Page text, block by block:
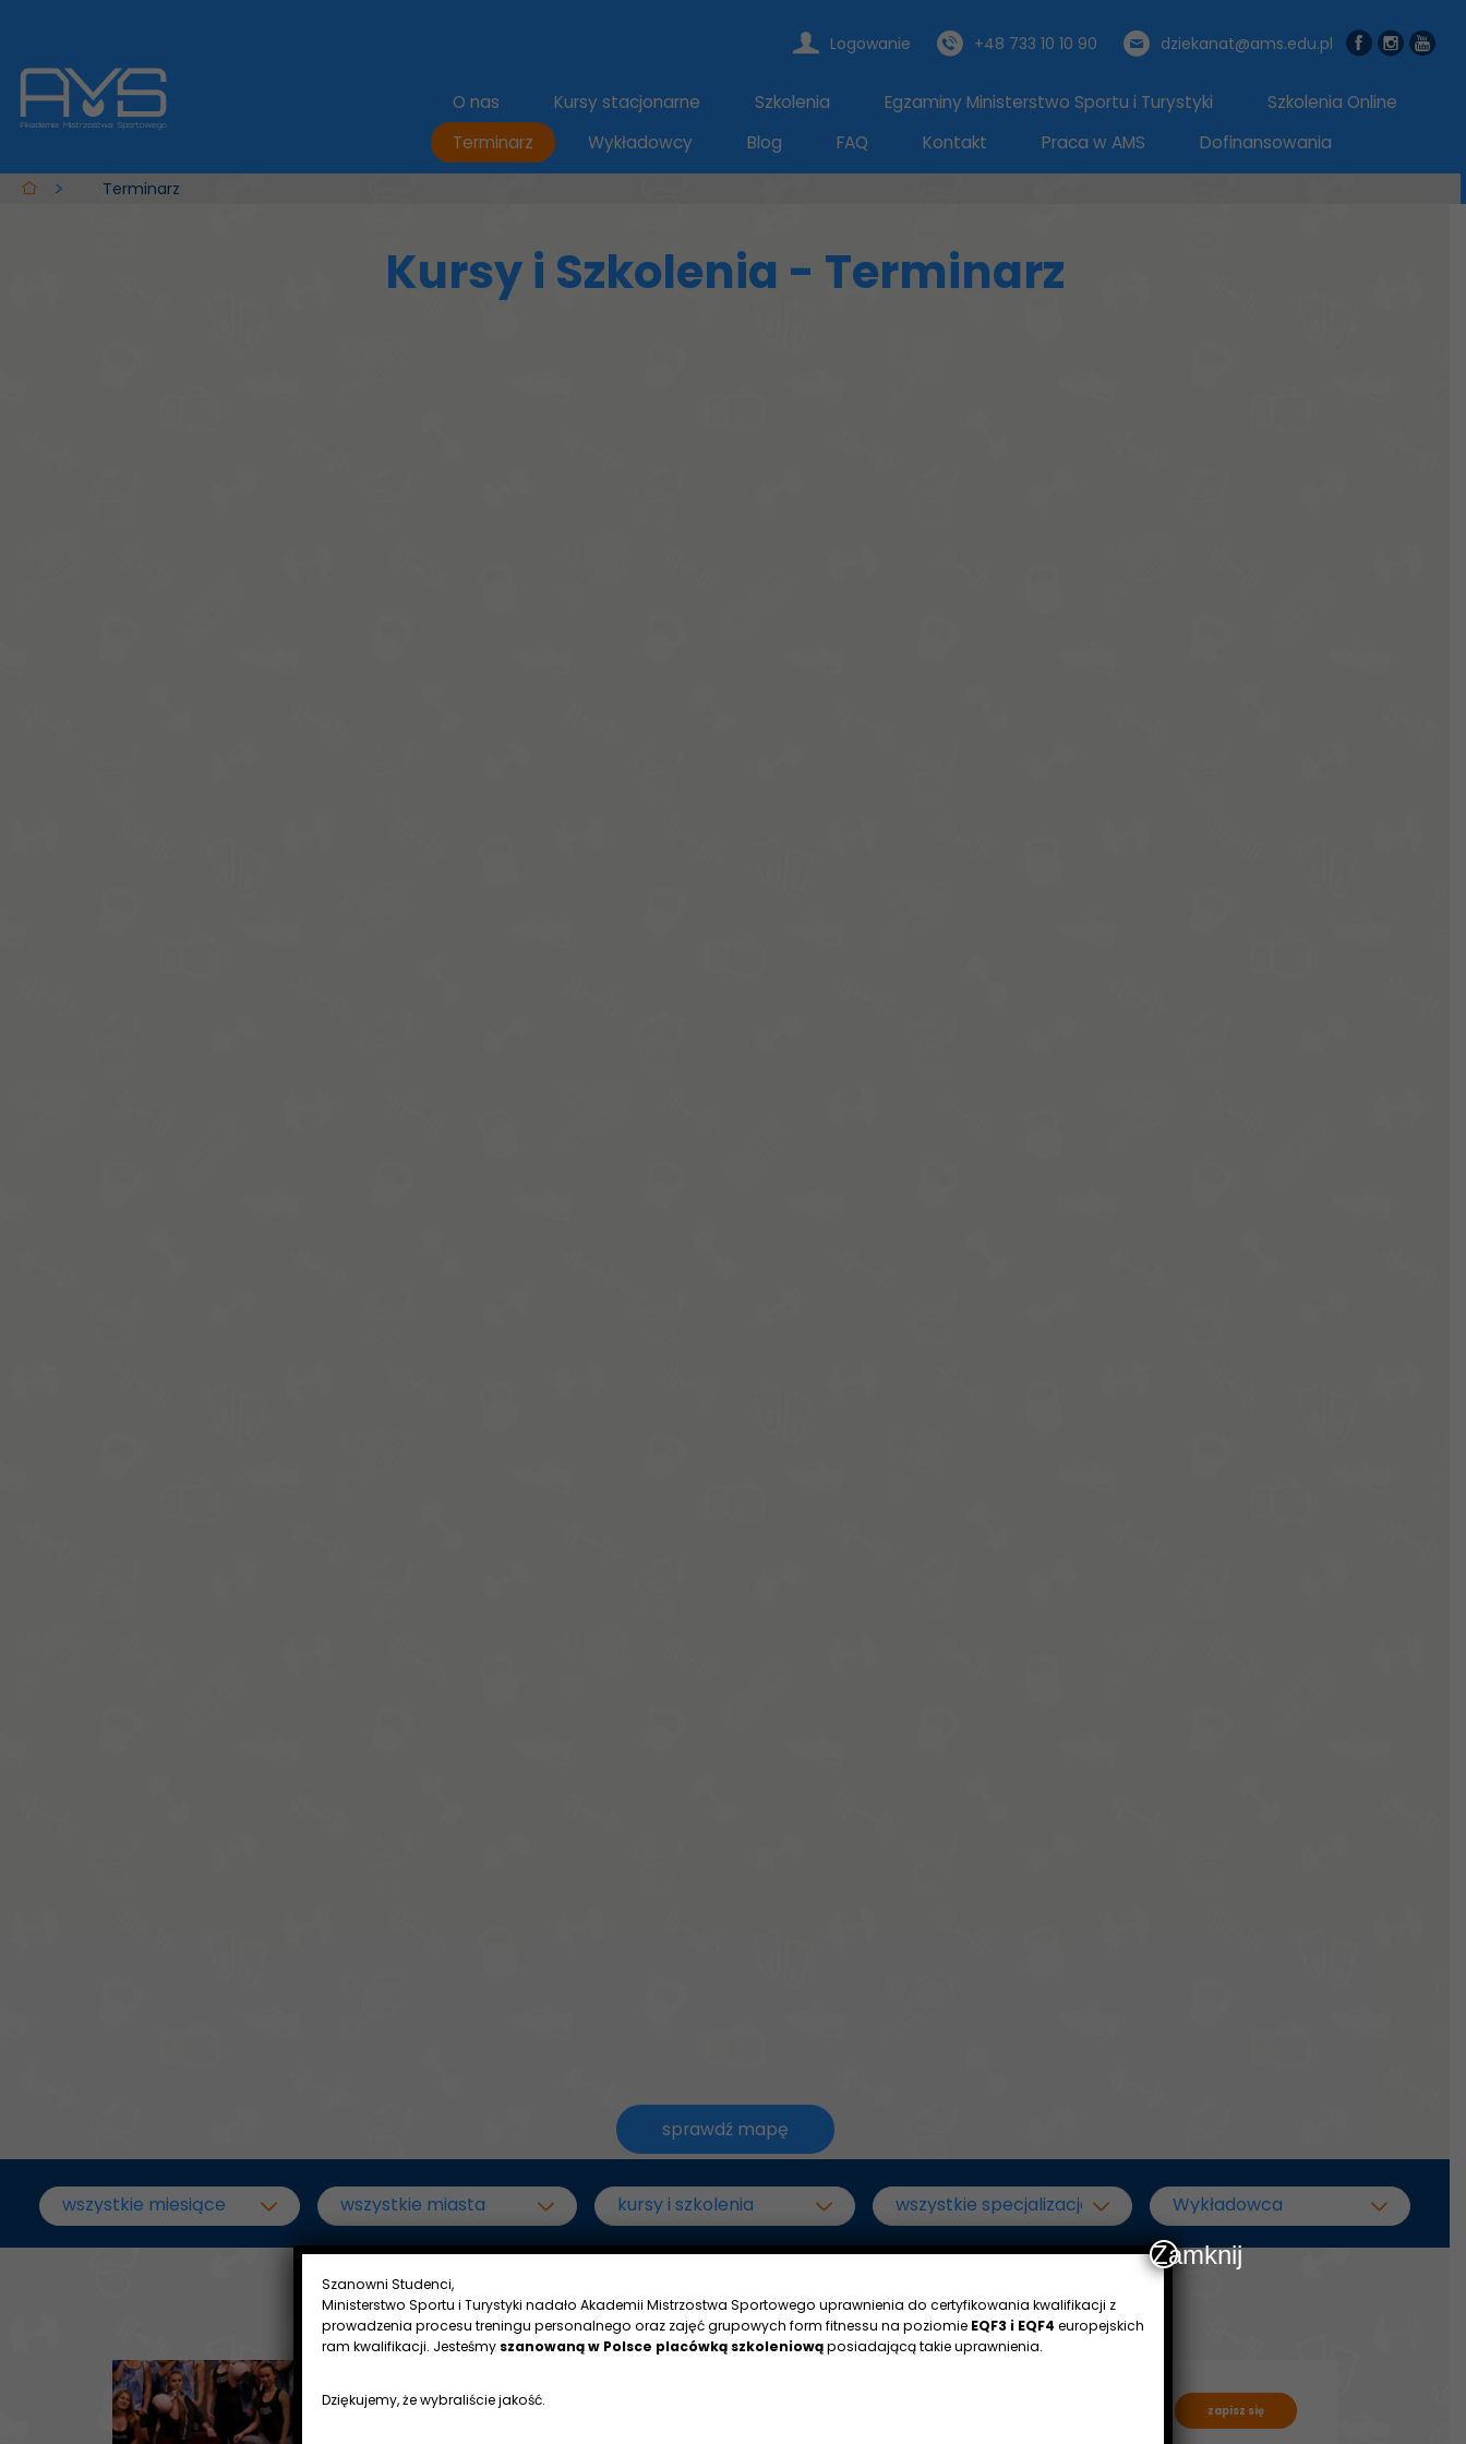
Logowanie +48 733 10 10 90 dziekanat@ams.edu.pl
O nas Kursy stacjonarne Szkolenia Egzaminy Ministerstwo Sportu i Turystyki
Szkolenia Online
Terminarz
Wykładowcy Blog FAQ Kontakt Praca w AMS Dofinansowania
Terminarz
Kursy i Szkolenia - Terminarz
sprawdź mapę
Sierpień 2026
Kurs na Trenera Personalnego +
zapisz się
Szanowni Studenci,
Ministerstwo Sportu i Turystyki nadało Akademii Mistrzostwa Sportowego uprawnienia do certyfikowania kwalifikacji z
prowadzenia procesu treningu personalnego oraz zajęć grupowych form fitnessu na poziomie EQF3 i EQF4 europejskich
ram kwalifikacji. Jesteśmy szanowaną w Polsce placówką szkoleniowąposiadającą takie uprawnienia.
Dziękujemy, że wybraliście jakość.
Zamknij